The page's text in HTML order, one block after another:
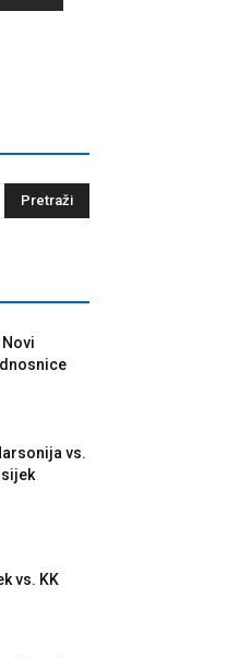
Novi
vs.
vs. KK